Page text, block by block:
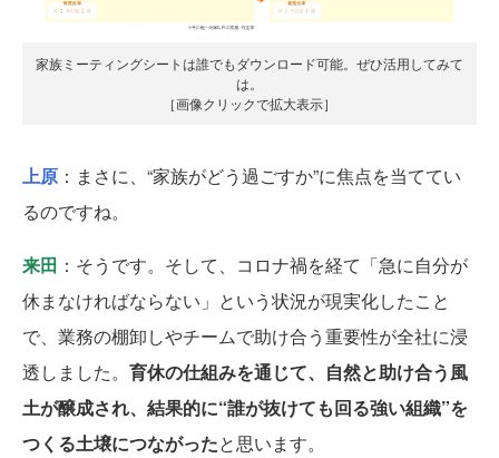
家族ミーティングシートは誰でもダウンロード可能。ぜひ活用してみて
は。
［画像クリックで拡大表示］
上原 ：まさに、“家族がどう過ごすか”に焦点を当ててい
るのですね。
来田 ：そうです。そして、コロナ禍を経て「急に自分が
休まなければならない」という状況が現実化したこと
で、業務の棚卸しやチームで助け合う重要性が全社に浸
透しました。 育休の仕組みを通じて、自然と助け合う風
土が醸成され、結果的に“誰が抜けても回る強い組織”を
つくる土壌につながったと思います。